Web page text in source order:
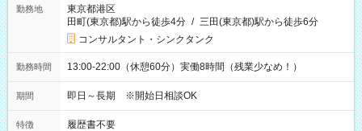
勤務地
東京都港区
田町(東京都)駅から徒歩4分 / 三田(東京都)駅から徒歩6分
コンサルタント・シンクタンク
勤務時間 13:00-22:00（休憩60分）実働8時間（残業少なめ！）
期間 即日～長期 ※開始日相談OK
特徴 履歴書不要